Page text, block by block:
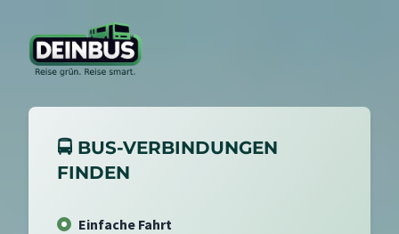
🚍 BUS-VERBINDUNGEN
FINDEN
Einfache Fahrt